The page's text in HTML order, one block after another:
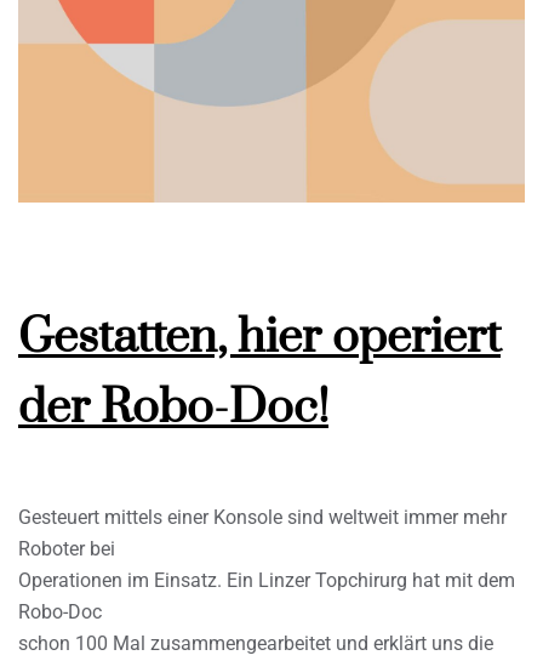
Gestatten, hier operiert
der Robo-Doc!
Gesteuert mittels einer Konsole sind weltweit immer mehr
Roboter bei
Operationen im Einsatz. Ein Linzer Topchirurg hat mit dem
Robo-Doc
schon 100 Mal zusammengearbeitet und erklärt uns die